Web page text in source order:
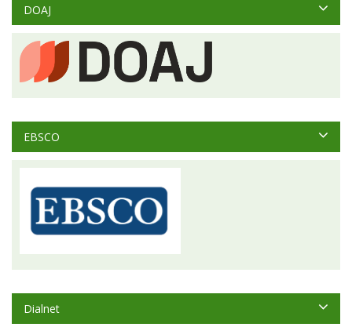
DOAJ
EBSCO
Dialnet